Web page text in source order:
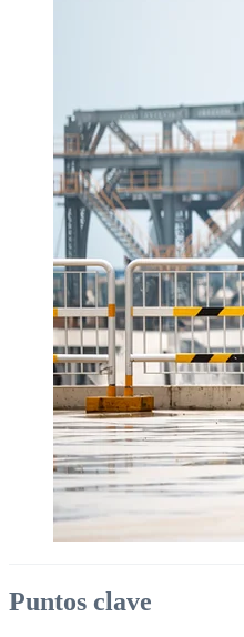
Puntos clave